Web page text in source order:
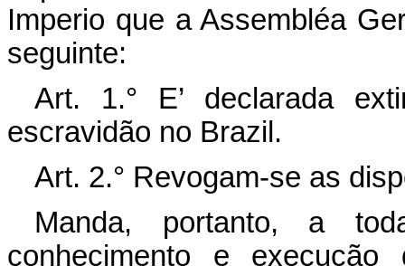
Imperio que a Assembléa
seguinte:
Art. 1.° E’ declarada
escravidão no Brazil.
Art. 2.° Revogam-se as
Manda, portanto, a
conhecimento e